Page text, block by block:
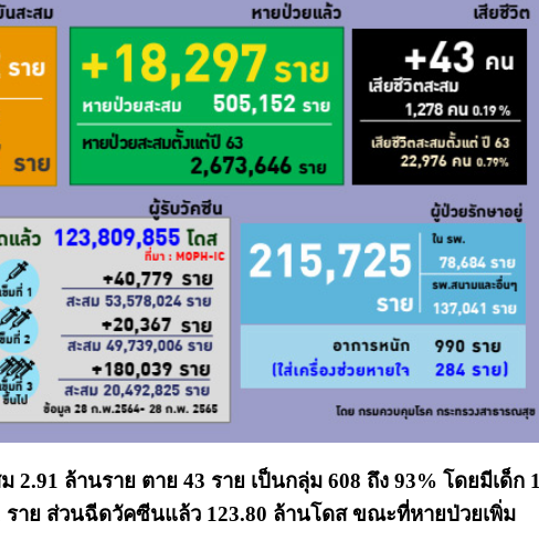
2.91 ล้านราย ตาย 43 ราย เป็นกลุ่ม 608 ถึง 93% โดยมีเด็ก 1
ราย ส่วนฉีดวัคซีนแล้ว 123.80 ล้านโดส ขณะที่หายป่วยเพิ่ม